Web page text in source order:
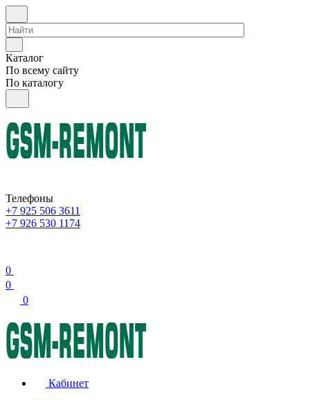
Каталог
По всему сайту
По каталогу
Телефоны
+7 925 506 3611
+7 926 530 1174
0
0
0
Кабинет